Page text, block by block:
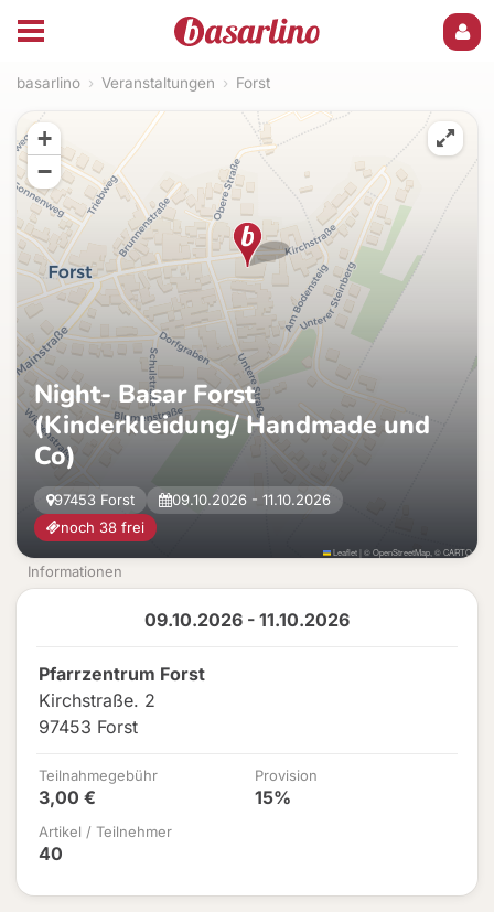
basarlino › Veranstaltungen › Forst
Informationen
09.10.2026 - 11.10.2026
Pfarrzentrum Forst
Kirchstraße. 2
97453 Forst
Teilnahmegebühr
3,00 €
Provision
15%
Artikel / Teilnehmer
40
Night- Basar Forst
(Kinderkleidung/ Handmade und
Co)
97453 Forst
09.10.2026 - 11.10.2026
noch 38 frei
+
−
Leaflet| ©OpenStreetMap , ©CARTO